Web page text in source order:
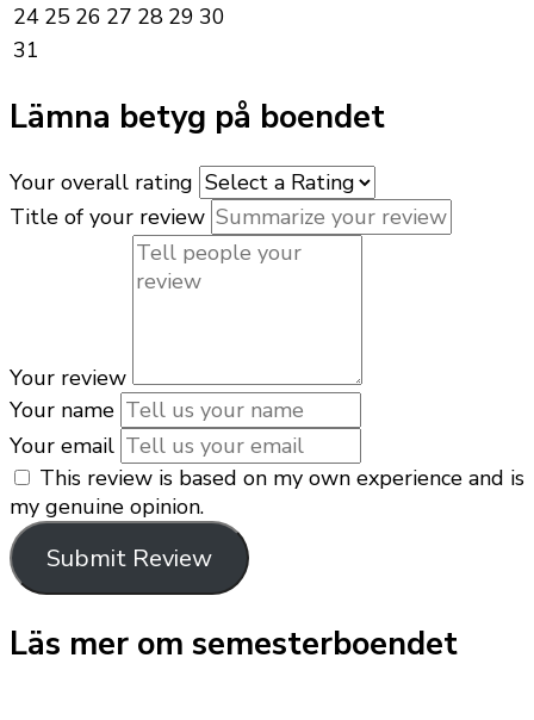
24 25 26 27 28 29 30
31
Lämna betyg på boendet
Your overall rating
Title of your review
Your review
Your name
Your email
This review is based on my own experience and is
my genuine opinion.
Submit Review
Läs mer om semesterboendet